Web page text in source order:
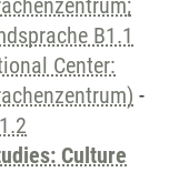
B1.1
Center:
-
Culture